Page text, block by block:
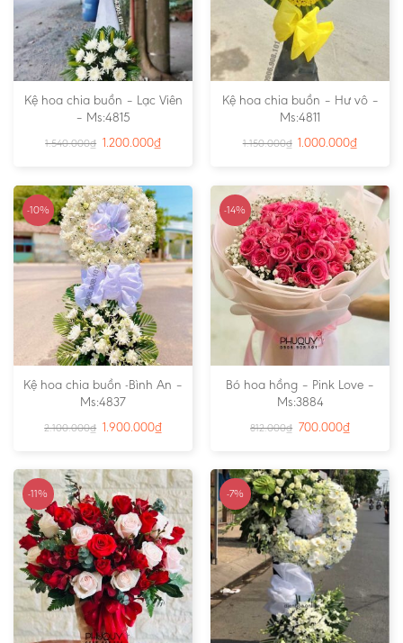
Kệ hoa chia buồn – Lạc Viên
– Ms:4815
1.540.000₫ 1.200.000₫
Kệ hoa chia buồn – Hư vô –
Ms:4811
1.150.000₫ 1.000.000₫
-10%
Kệ hoa chia buồn -Bình An –
Ms:4837
2.100.000₫ 1.900.000₫
-14%
Bó hoa hồng – Pink Love –
Ms:3884
812.000₫ 700.000₫
-11% -7%